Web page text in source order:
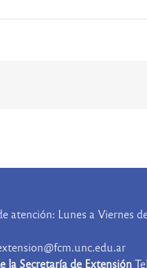
atención: Lunes a Viernes
la Secretaría de Extensión